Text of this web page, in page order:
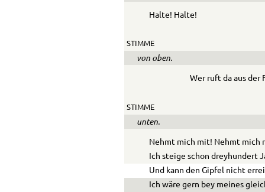
Halte! Halte!
STIMME
von oben.
Wer ruft da aus der
STIMME
unten.
Nehmt mich mit! Nehmt mich
Ich steige schon dreyhundert
Und kann den Gipfel nicht
Ich wäre gern bey meines